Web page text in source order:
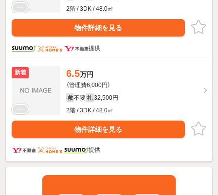
2階 / 3DK / 48.0㎡
物件詳細を見る
提供
新着 6.5万円
（管理費6,000円）
敷 不要 礼 32,500円
2階 / 3DK / 48.0㎡
物件詳細を見る
提供